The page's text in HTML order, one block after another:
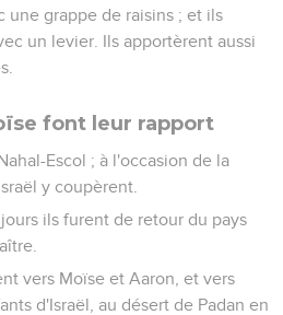
une grappe de raisins ; et ils
un levier. Ils apportèrent aussi
font leur rapport
Escol ; à l'occasion de la
y coupèrent.
ils furent de retour du pays
vers Moïse et Aaron, et vers
d'Israël, au désert de Padan en